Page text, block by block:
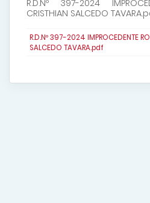
R.D.Nº 397-2024
CRISTHIAN SALCEDO
R.D.Nº 397-2024 IMPROCEDENTE
SALCEDO TAVARA.pdf